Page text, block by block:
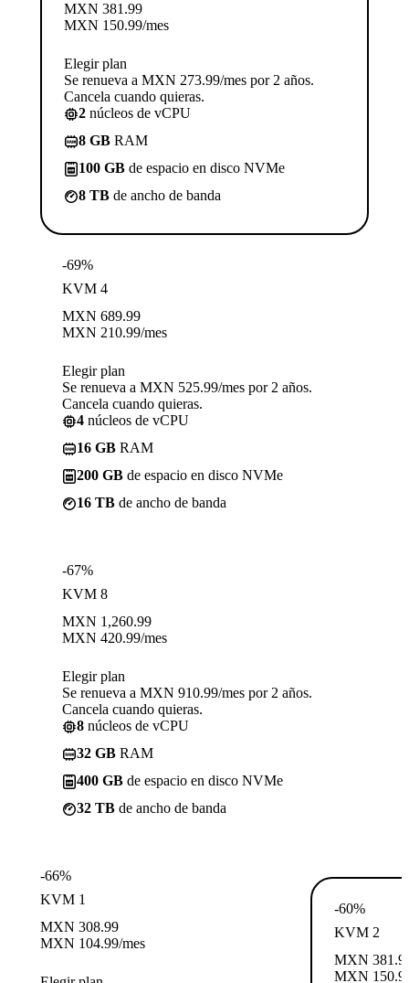
MXN 381.99
MXN 150.99/mes
Elegir plan
Se renueva a MXN 273.99/mes por 2 años.
Cancela cuando quieras.
2 núcleos de vCPU
8 GB RAM
100 GB de espacio en disco NVMe
8 TB de ancho de banda
-69%
KVM 4
MXN 689.99
MXN 210.99/mes
Elegir plan
Se renueva a MXN 525.99/mes por 2 años.
Cancela cuando quieras.
4 núcleos de vCPU
16 GB RAM
200 GB de espacio en disco NVMe
16 TB de ancho de banda
-67%
KVM 8
MXN 1,260.99
MXN 420.99/mes
Elegir plan
Se renueva a MXN 910.99/mes por 2 años.
Cancela cuando quieras.
8 núcleos de vCPU
32 GB RAM
400 GB de espacio en disco NVMe
32 TB de ancho de banda
-66%
KVM 1
MXN 308.99
MXN 104.99/mes
-60%
KVM 2
MXN
MXN